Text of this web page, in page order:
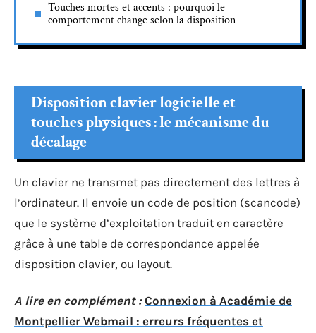
Touches mortes et accents : pourquoi le
comportement change selon la disposition
Disposition clavier logicielle et
touches physiques : le mécanisme du
décalage
Un clavier ne transmet pas directement des lettres à
l’ordinateur. Il envoie un code de position (scancode)
que le système d’exploitation traduit en caractère
grâce à une table de correspondance appelée
disposition clavier, ou layout.
A lire en complément : Connexion à Académie de
Montpellier Webmail : erreurs fréquentes et